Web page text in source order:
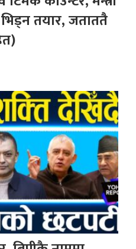
तयार, जताततै